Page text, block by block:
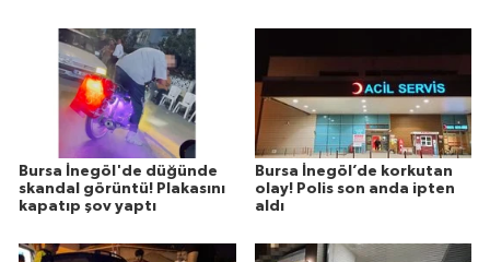
Bursa İnegöl'de düğünde
skandal görüntü! Plakasını
kapatıp şov yaptı
Bursa İnegöl’de korkutan
olay! Polis son anda ipten
aldı